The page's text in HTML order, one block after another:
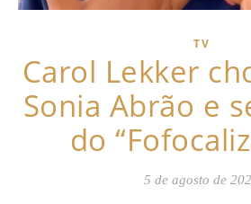
TV
Carol Lekker
Sonia Abrão e
do
5 de agosto de